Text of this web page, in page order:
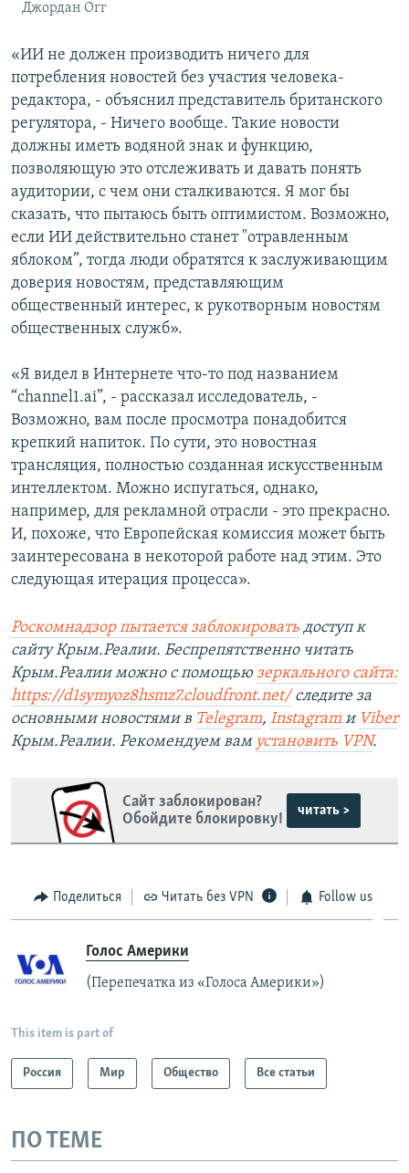
Джордан Огг
«ИИ не должен производить ничего для
потребления новостей без участия человека-
редактора, - объяснил представитель британского
регулятора, - Ничего вообще. Такие новости
должны иметь водяной знак и функцию,
позволяющую это отслеживать и давать понять
аудитории, с чем они сталкиваются. Я мог бы
сказать, что пытаюсь быть оптимистом. Возможно,
если ИИ действительно станет "отравленным
яблоком”, тогда люди обратятся к заслуживающим
доверия новостям, представляющим
общественный интерес, к рукотворным новостям
общественных служб».
«Я видел в Интернете что-то под названием
“channel1.ai”, - рассказал исследователь, -
Возможно, вам после просмотра понадобится
крепкий напиток. По сути, это новостная
трансляция, полностью созданная искусственным
интеллектом. Можно испугаться, однако,
например, для рекламной отрасли - это прекрасно.
И, похоже, что Европейская комиссия может быть
заинтересована в некоторой работе над этим. Это
следующая итерация процесса».
Роскомнадзор пытается заблокировать доступ к
сайту Крым.Реалии. Беспрепятственно читать
Крым.Реалии можно с помощью зеркального сайта:
https://d1symyoz8hsmz7.cloudfront.net/следите за
основными новостями в Telegram, Instagram и Viber
Крым.Реалии. Рекомендуем вам установить VPN.
Сайт заблокирован?
Обойдите блокировку!
читать >
Поделиться Читать без VPN Follow us
Голос Америки
(Перепечатка из «Голоса Америки»)
This item is part of
Россия Мир Общество Все статьи
ПО ТЕМЕ